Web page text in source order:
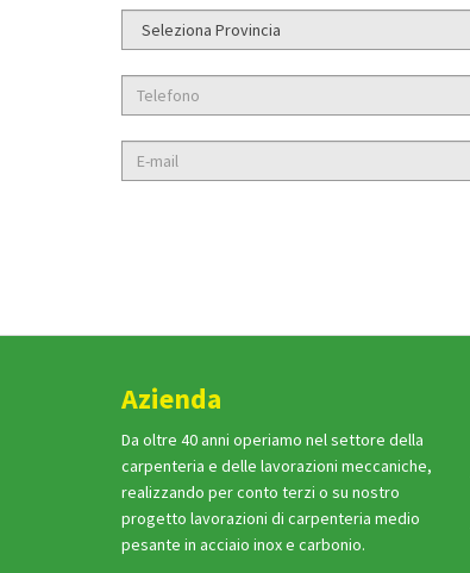
Azienda
Da oltre 40 anni operiamo nel settore della
carpenteria e delle lavorazioni meccaniche,
realizzando per conto terzi o su nostro
progetto lavorazioni di carpenteria medio
pesante in acciaio inox e carbonio.